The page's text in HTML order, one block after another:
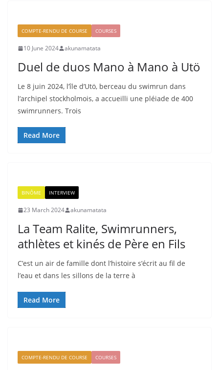
COMPTE-RENDU DE COURSE COURSES
10 June 2024 akunamatata
Duel de duos Mano à Mano à Utö
Le 8 juin 2024, l’île d’Utö, berceau du swimrun dans
l’archipel stockholmois, a accueilli une pléiade de 400
swimrunners. Trois
Read More
BINÔME INTERVIEW
23 March 2024 akunamatata
La Team Ralite, Swimrunners,
athlètes et kinés de Père en Fils
C’est un air de famille dont l’histoire s’écrit au fil de
l’eau et dans les sillons de la terre à
Read More
COMPTE-RENDU DE COURSE COURSES